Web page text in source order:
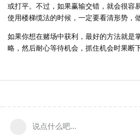
或打平。不过，如果赢输交错，就会很容
使用楼梯缆法的时候，一定要看清形势，
如果你想在赌场中获利，最好的方法就是
略，然后耐心等待机会，抓住机会时果断下
说点什么吧...